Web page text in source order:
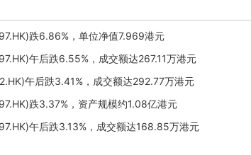
跌6.86%，单位净值7.969港元
午后跌6.55%，成交额达267.11万港元
午后跌3.41%，成交额达292.77万港元
跌3.37%，资产规模约1.08亿港元
午后跌3.13%，成交额达168.85万港元